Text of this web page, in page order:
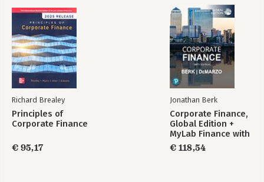
Richard Brealey
Principles of
Corporate Finance
€ 95,17
Jonathan Berk
Corporate Finance,
Global Edition +
MyLab Finance with
Pearson eText
(Package)
€ 118,54